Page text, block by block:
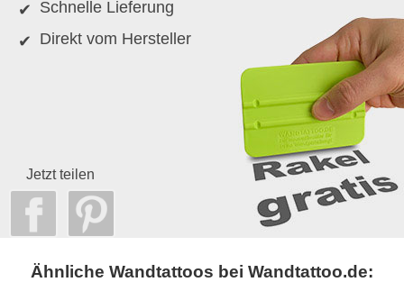
Schnelle Lieferung
Direkt vom Hersteller
Jetzt teilen
Ähnliche Wandtattoos bei Wandtattoo.de: